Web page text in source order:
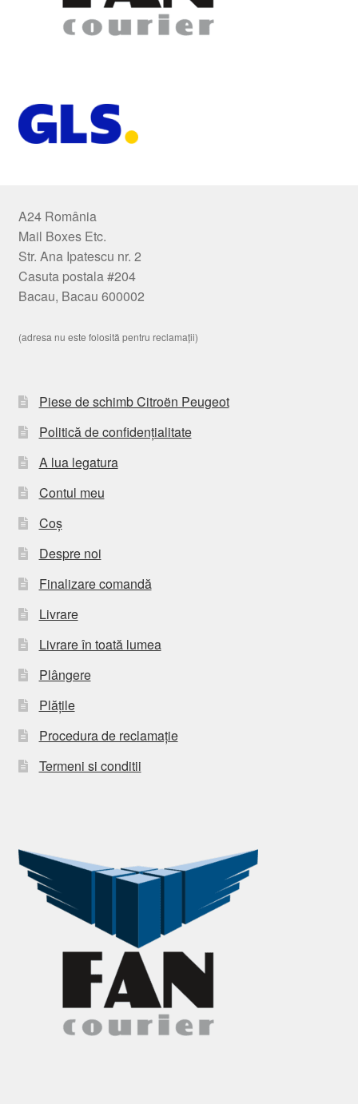
A24 România
Mail Boxes Etc.
Str. Ana Ipatescu nr. 2
Casuta postala #204
Bacau, Bacau 600002
(adresa nu este folosită pentru reclamații)
Piese de schimb Citroën Peugeot
Politică de confidențialitate
A lua legatura
Contul meu
Coș
Despre noi
Finalizare comandă
Livrare
Livrare în toată lumea
Plângere
Plățile
Procedura de reclamație
Termeni si conditii